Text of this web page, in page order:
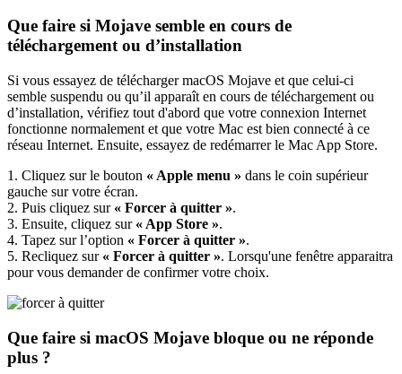
Que faire si Mojave semble en cours de
téléchargement ou d’installation
Si vous essayez de télécharger macOS Mojave et que celui-ci
semble suspendu ou qu’il apparaît en cours de téléchargement ou
d’installation, vérifiez tout d'abord que votre connexion Internet
fonctionne normalement et que votre Mac est bien connecté à ce
réseau Internet. Ensuite, essayez de redémarrer le Mac App Store.
1. Cliquez sur le bouton « Apple menu » dans le coin supérieur
gauche sur votre écran.
2. Puis cliquez sur « Forcer à quitter ».
3. Ensuite, cliquez sur « App Store ».
4. Tapez sur l’option « Forcer à quitter ».
5. Recliquez sur « Forcer à quitter ». Lorsqu'une fenêtre apparaitra
pour vous demander de confirmer votre choix.
Que faire si macOS Mojave bloque ou ne réponde
plus ?